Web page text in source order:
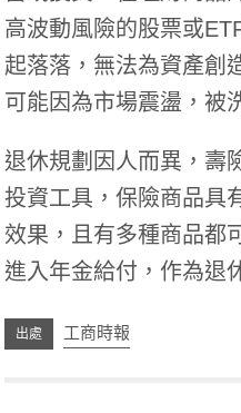
高波動風險的股票或
起落落，無法為資產創
可能因為市場震盪，被
退休規劃因人而異，壽
投資工具，保險商品具
效果，且有多種商品都
進入年金給付，作為退
工商時報